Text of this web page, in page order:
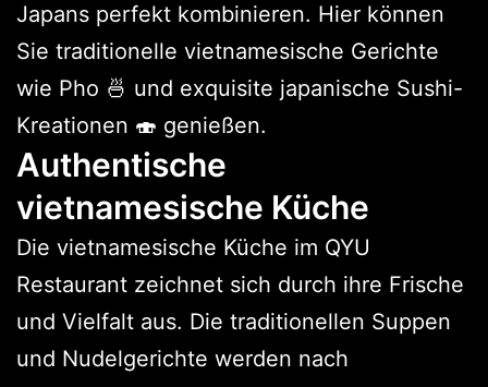
Japans perfekt kombinieren. Hier können
Sie traditionelle vietnamesische Gerichte
wie Pho 🍜 und exquisite japanische Sushi-
Kreationen 🍣 genießen.
Authentische
vietnamesische Küche
Die vietnamesische Küche im QYU
Restaurant zeichnet sich durch ihre Frische
und Vielfalt aus. Die traditionellen Suppen
und Nudelgerichte werden nach